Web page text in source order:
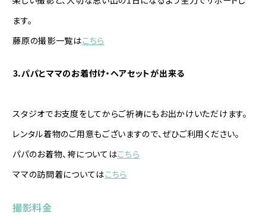
ます。
藤原の撮影一覧はこちら
⒊パパとママのお着付け・ヘアセットが出来る
スタジオでお支度をしてからご祈祷にもお出かけいただけます。
レンタル着物のご用意もございますので、ぜひご利用ください。
パパのお着物、袴についてはこちら
ママの訪問着についてはこちら
撮影料金